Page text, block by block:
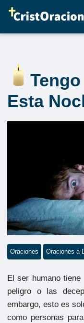
Esta
Oraciones Oraciones a
El ser humano
peligro o las
embargo, esto es
como personas